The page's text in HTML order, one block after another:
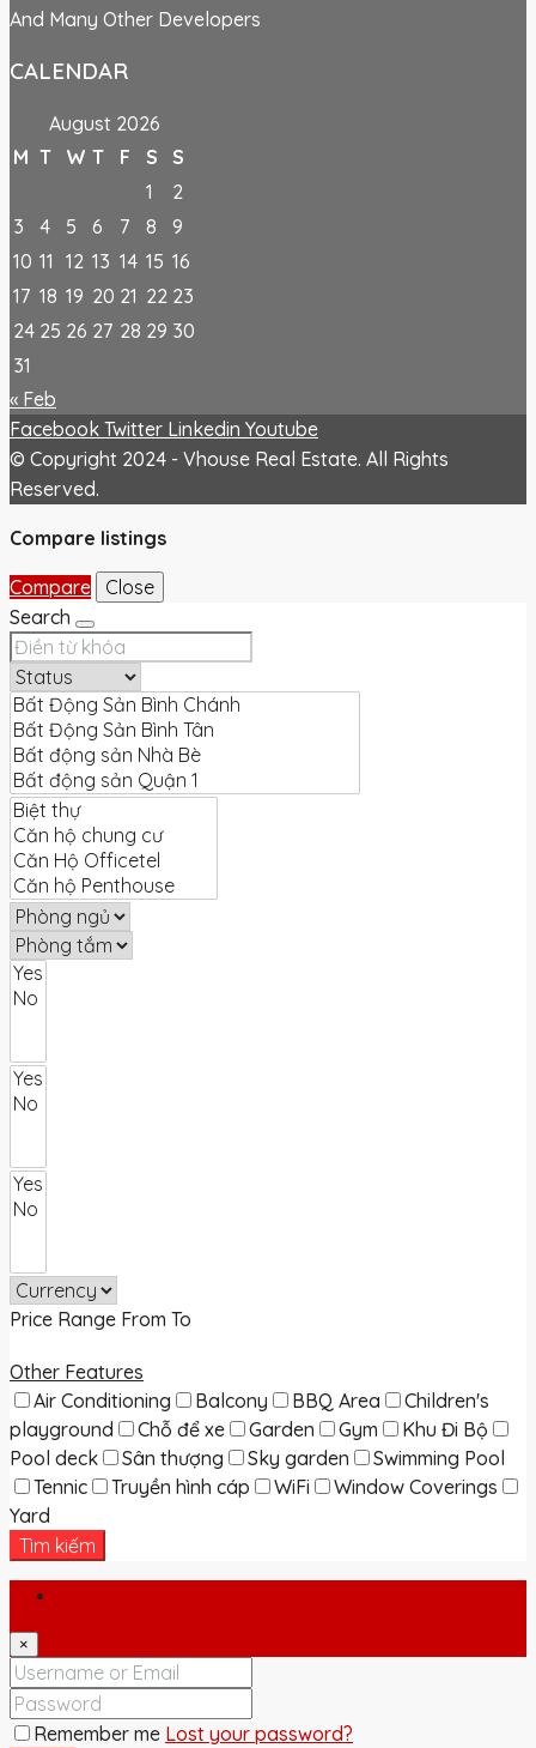
And Many Other Developers
CALENDAR
August 2026
M T W T F S
S
1
2
3
4 5 6 7 8
9
10 11 12 13 14 15 16
17 18 19 20 21 22 23
24 25 26 27 28 29 30
31
« Feb
Facebook Twitter Linkedin Youtube
© Copyright 2024 - Vhouse Real Estate. All Rights
Reserved.
Compare listings
Compare
Close
Search
Price Range From To
Other Features
Air Conditioning
Balcony BBQ Area
Children's
playground
Chỗ để xe Garden Gym
Khu Đi Bộ
Pool deck
Sân thượng Sky garden
Swimming Pool
Tennic
Truyền hình cáp WiFi
Window Coverings
Yard
Tìm kiếm
×
Remember me Lost your password?